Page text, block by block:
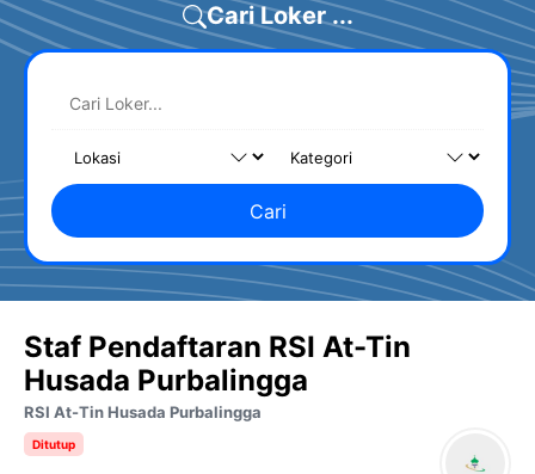
Cari Loker ...
Cari
Staf Pendaftaran RSI At-Tin
Husada Purbalingga
RSI At-Tin Husada Purbalingga
Ditutup